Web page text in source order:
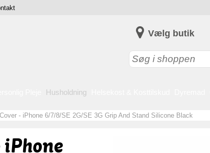
Vælg butik
Husholdning
- iPhone 6/7/8/SE 2G/SE 3G Grip And Stand Silicone Black
iPhone